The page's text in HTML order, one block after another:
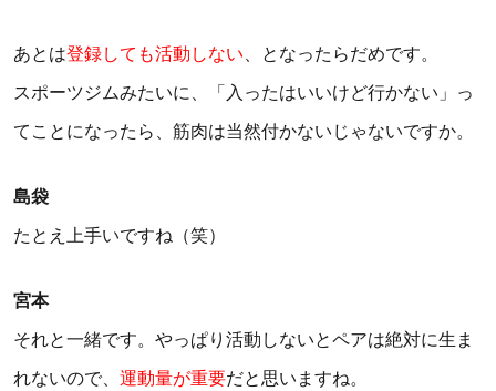
あとは登録しても活動しない 、となったらだめです。
スポーツジムみたいに、「入ったはいいけど行かない」っ
てことになったら、筋肉は当然付かないじゃないですか。
島袋
たとえ上手いですね（笑）
宮本
それと一緒です。やっぱり活動しないとペアは絶対に生ま
れないので、運動量が重要だと思いますね。